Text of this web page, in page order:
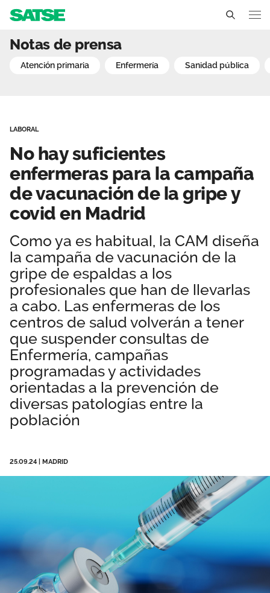
Delegados Sindicales
Estructura organizativa
Transparencia
Secciones sindicales
Servicios
Actualidad
Noticias
Empleo
Documentos
Publicaciones
Vídeos
Madrid
Contáctanos
Área privada
Únete
No hay suficientes
Notas de prensa
atención primaria enfermería sanidad pública
LABORAL
No hay suficientes
enfermeras para la campaña
de vacunación de la gripe y
covid en Madrid
Como ya es habitual, la CAM diseña
la campaña de vacunación de la
gripe de espaldas a los
profesionales que han de llevarlas
a cabo. Las enfermeras de los
centros de salud volverán a tener
que suspender consultas de
Enfermería, campañas
programadas y actividades
orientadas a la prevención de
diversas patologías entre la
población
25.09.24 MADRID